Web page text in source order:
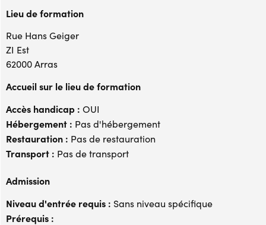
Lieu de formation
Rue Hans Geiger
ZI Est
62000 Arras
Accueil sur le lieu de formation
Accès handicap : OUI
Hébergement : Pas d'hébergement
Restauration : Pas de restauration
Transport : Pas de transport
Admission
Niveau d'entrée requis : Sans niveau spécifique
Prérequis :